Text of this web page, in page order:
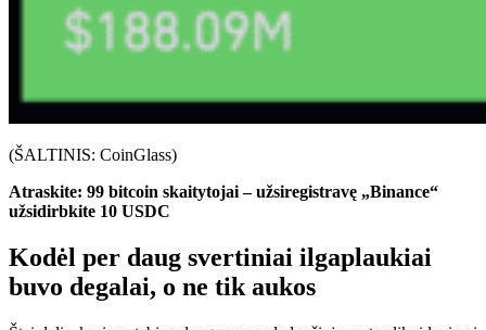
(ŠALTINIS: CoinGlass)
Atraskite: 99 bitcoin skaitytojai – užsiregistravę „Binance“
užsidirbkite 10 USDC
Kodėl per daug svertiniai ilgaplaukiai
buvo degalai, o ne tik aukos